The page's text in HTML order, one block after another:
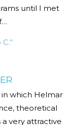
until I met
…
which Helmar
theoretical
very attractive